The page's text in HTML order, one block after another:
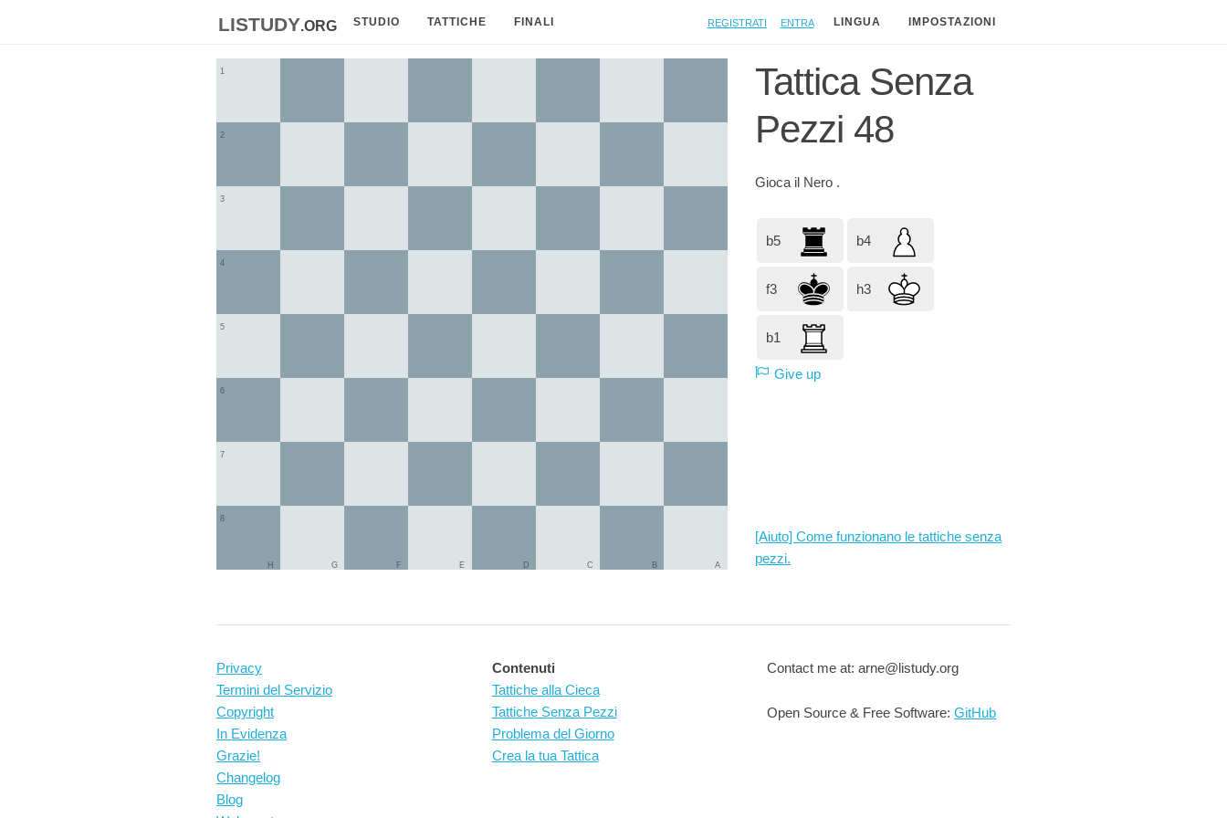
listudy.org STUDIO TATTICHE FINALI Registrati Entra LINGUA IMPOSTAZIONI
1
2
3
4
5
6
7
8
A
B
C
D
E
F
G
H
Tattica Senza
Pezzi 48
Gioca il Nero .
b5 b4
f3 h3
b1
Give up
[Aiuto] Come funzionano le tattiche senza
pezzi.
Privacy
Termini del Servizio
Copyright
In Evidenza
Grazie!
Changelog
Blog
Contenuti
Tattiche alla Cieca
Tattiche Senza Pezzi
Problema del Giorno
Crea la tua Tattica
Contact me at: arne@listudy.org
Open Source & Free Software:GitHub